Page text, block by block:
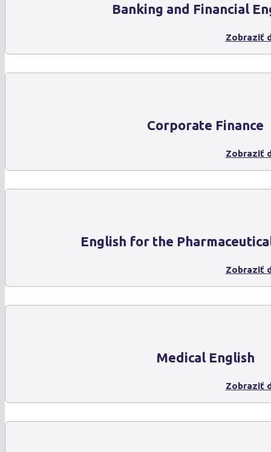
Banking and Financial
Zobraziť
Corporate Finance
Zobraziť
English for the
Zobraziť
Medical English
Zobraziť